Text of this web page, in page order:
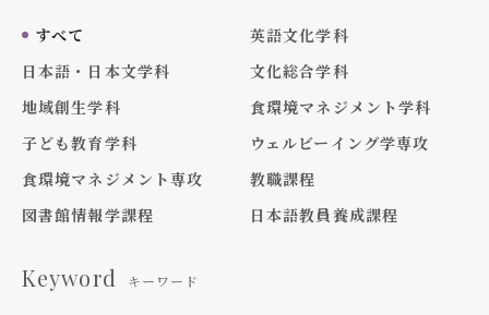
すべて
英語文化学科
日本語・日本文学科
文化総合学科
地域創生学科
食環境マネジメント学科
子ども教育学科
ウェルビーイング学専攻
食環境マネジメント専攻
教職課程
図書館情報学課程
日本語教員養成課程
Keyword キーワード